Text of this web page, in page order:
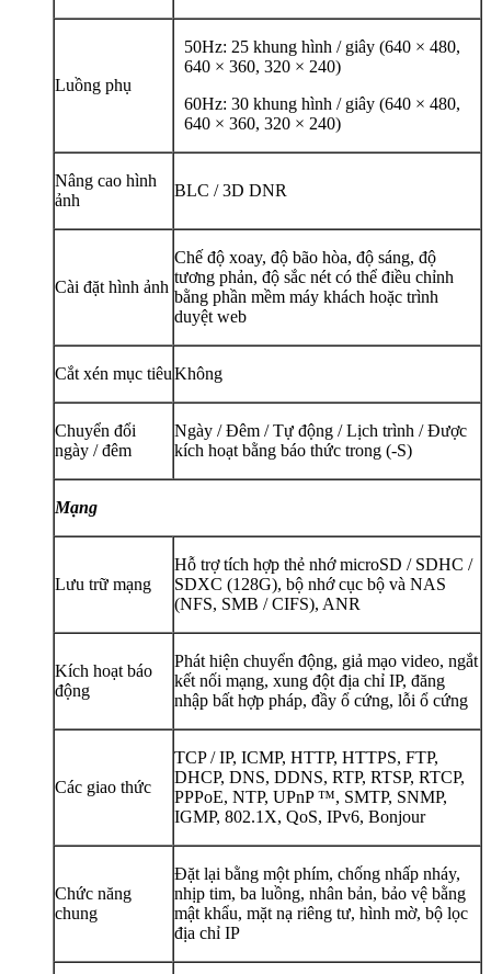
Luồng phụ
50Hz: 25 khung hình / giây (640 × 480,
640 × 360, 320 × 240)
60Hz: 30 khung hình / giây (640 × 480,
640 × 360, 320 × 240)
Nâng cao hình
ảnh
BLC / 3D DNR
Cài đặt hình ảnh
Chế độ xoay, độ bão hòa, độ sáng, độ
tương phản, độ sắc nét có thể điều chỉnh
bằng phần mềm máy khách hoặc trình
duyệt web
Cắt xén mục tiêuKhông
Chuyển đổi
ngày / đêm
Ngày / Đêm / Tự động / Lịch trình / Được
kích hoạt bằng báo thức trong (-S)
Mạng
Lưu trữ mạng
Hỗ trợ tích hợp thẻ nhớ microSD / SDHC /
SDXC (128G), bộ nhớ cục bộ và NAS
(NFS, SMB / CIFS), ANR
Kích hoạt báo
động
Phát hiện chuyển động, giả mạo video, ngắt
kết nối mạng, xung đột địa chỉ IP, đăng
nhập bất hợp pháp, đầy ổ cứng, lỗi ổ cứng
Các giao thức
TCP / IP, ICMP, HTTP, HTTPS, FTP,
DHCP, DNS, DDNS, RTP, RTSP, RTCP,
PPPoE, NTP, UPnP ™, SMTP, SNMP,
IGMP, 802.1X, QoS, IPv6, Bonjour
Chức năng
chung
Đặt lại bằng một phím, chống nhấp nháy,
nhịp tim, ba luồng, nhân bản, bảo vệ bằng
mật khẩu, mặt nạ riêng tư, hình mờ, bộ lọc
địa chỉ IP